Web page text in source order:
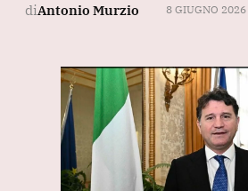
diAntonio Murzio 8 GIUGNO 2026